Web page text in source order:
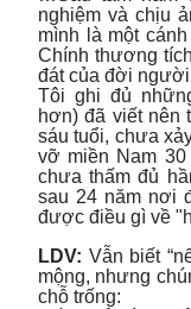
nghiệm và chịu
mình là một
Chính thương
đát của đời
Tôi ghi đủ
hơn) đã viết nên
sáu tuổi, chưa
vỡ miền Nam
chưa thấm đủ
sau 24 năm nơi
được điều gì về
LDV: Vẫn biết
mộng, nhưng
chỗ trống: